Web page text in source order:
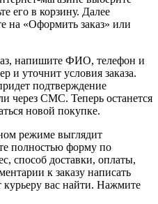
его в корзину. Далее
на «Оформить заказ» или
напишите ФИО, телефон и
и уточнит условия заказа.
подтверждение
через СМС. Теперь останется
новой покупке.
режиме выглядит
полностью форму по
способ доставки, оплаты,
к заказу написать
вас найти. Нажмите